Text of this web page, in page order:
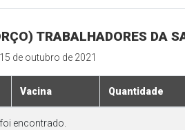
TRABALHADORES DA
15 de outubro de 2021
Vacina Quantidade
encontrado.